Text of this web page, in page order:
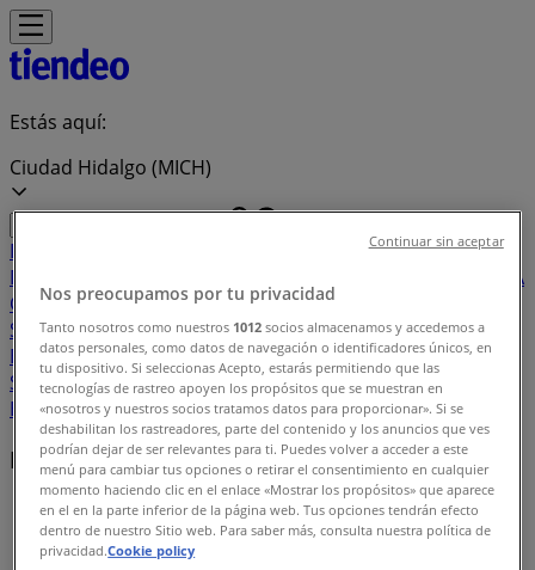
Estás aquí:
Ciudad Hidalgo (MICH)
Destacados
Departamentales
El Regreso A
Clases HogarFarmacias y
SaludElectrónicaFerreteríasSalud y
BellezaRestaurantesAutosBancos y
ServiciosDeporteLibrerías y PapeleríasOcioNiños
EntretenimientoÓpticas
Marcas locales
Tiendeo en Ciudad Hidalgo (MICH)»
Índice marcas
Nos preocupamos por tu privacidad
Tanto nosotros como nuestros 1012 socios almacenamos y accedemos a
datos personales, como datos de navegación o identificadores únicos, en
tu dispositivo. Si seleccionas Acepto, estarás permitiendo que las
tecnologías de rastreo apoyen los propósitos que se muestran en
«nosotros y nuestros socios tratamos datos para proporcionar». Si se
deshabilitan los rastreadores, parte del contenido y los anuncios que ves
podrían dejar de ser relevantes para ti. Puedes volver a acceder a este
menú para cambiar tus opciones o retirar el consentimiento en cualquier
momento haciendo clic en el enlace «Mostrar los propósitos» que aparece
en el en la parte inferior de la página web. Tus opciones tendrán efecto
dentro de nuestro Sitio web. Para saber más, consulta nuestra política de
privacidad.Cookie policy
Continuar sin aceptar